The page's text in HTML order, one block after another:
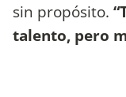
sin propósito.
talento, pero